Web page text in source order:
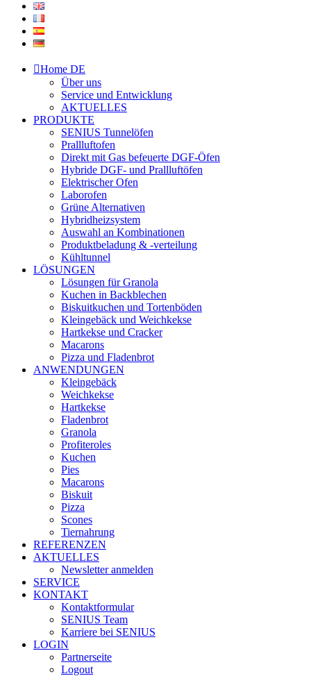
Home DE
Über uns
Service und Entwicklung
AKTUELLES
PRODUKTE
SENIUS Tunnelöfen
Prallluftofen
Direkt mit Gas befeuerte DGF-Öfen
Hybride DGF- und Prallluftöfen
Elektrischer Ofen
Laborofen
Grüne Alternativen
Hybridheizsystem
Auswahl an Kombinationen
Produktbeladung & -verteilung
Kühltunnel
LÖSUNGEN
Lösungen für Granola
Kuchen in Backblechen
Biskuitkuchen und Tortenböden
Kleingebäck und Weichkekse
Hartkekse und Cracker
Macarons
Pizza und Fladenbrot
ANWENDUNGEN
Kleingebäck
Weichkekse
Hartkekse
Fladenbrot
Granola
Profiteroles
Kuchen
Pies
Macarons
Biskuit
Pizza
Scones
Tiernahrung
REFERENZEN
AKTUELLES
Newsletter anmelden
SERVICE
KONTAKT
Kontaktformular
SENIUS Team
Karriere bei SENIUS
LOGIN
Partnerseite
Logout